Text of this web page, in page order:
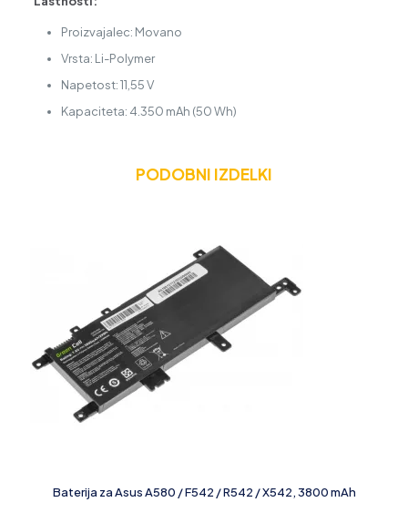
Proizvajalec: Movano
Vrsta: Li-Polymer
Napetost: 11,55 V
Kapaciteta: 4.350 mAh (50 Wh)
PODOBNI IZDELKI
Baterija za Asus A580 / F542 / R542 / X542, 3800 mAh